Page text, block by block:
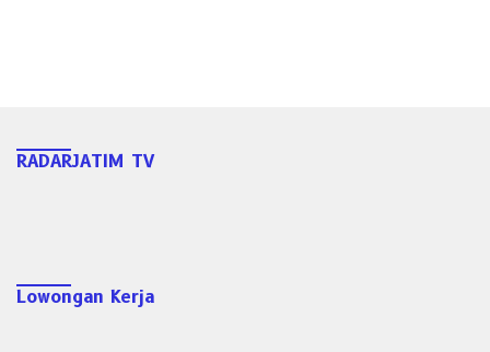
RADARJATIM TV
Lowongan Kerja